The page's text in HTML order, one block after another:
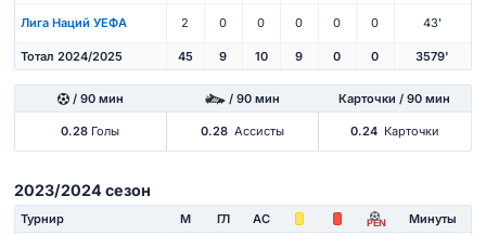
Лига Наций УЕФА 2 0 0 0 0 0 43'
Тотал 2024/2025 45 9 10 9 0 0 3579'
/ 90 мин / 90 мин Карточки / 90 мин
0.28 Голы 0.28 Ассисты 0.24 Карточки
2023/2024 сезон
Турнир М ГЛ АС PEN Минуты